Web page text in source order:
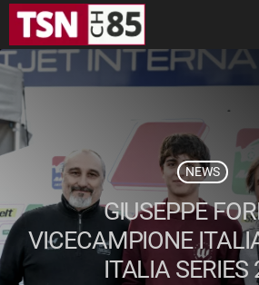
NEWS
GIUSEPPE
VICECAMPIONE
ITALIA SERIES